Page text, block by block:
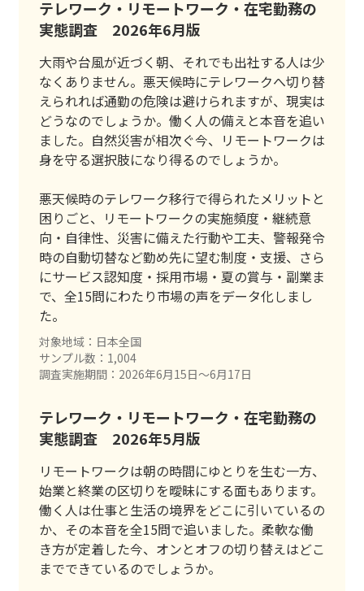
テレワーク・リモートワーク・在宅勤務の
実態調査 2026年6月版
大雨や台風が近づく朝、それでも出社する人は少
なくありません。悪天候時にテレワークへ切り替
えられれば通勤の危険は避けられますが、現実は
どうなのでしょうか。働く人の備えと本音を追い
ました。自然災害が相次ぐ今、リモートワークは
身を守る選択肢になり得るのでしょうか。
悪天候時のテレワーク移行で得られたメリットと
困りごと、リモートワークの実施頻度・継続意
向・自律性、災害に備えた行動や工夫、警報発令
時の自動切替など勤め先に望む制度・支援、さら
にサービス認知度・採用市場・夏の賞与・副業ま
で、全15問にわたり市場の声をデータ化しまし
た。
対象地域：日本全国
サンプル数：1,004
調査実施期間：2026年6月15日〜6月17日
テレワーク・リモートワーク・在宅勤務の
実態調査 2026年5月版
リモートワークは朝の時間にゆとりを生む一方、
始業と終業の区切りを曖昧にする面もあります。
働く人は仕事と生活の境界をどこに引いているの
か、その本音を全15問で追いました。柔軟な働
き方が定着した今、オンとオフの切り替えはどこ
までできているのでしょうか。